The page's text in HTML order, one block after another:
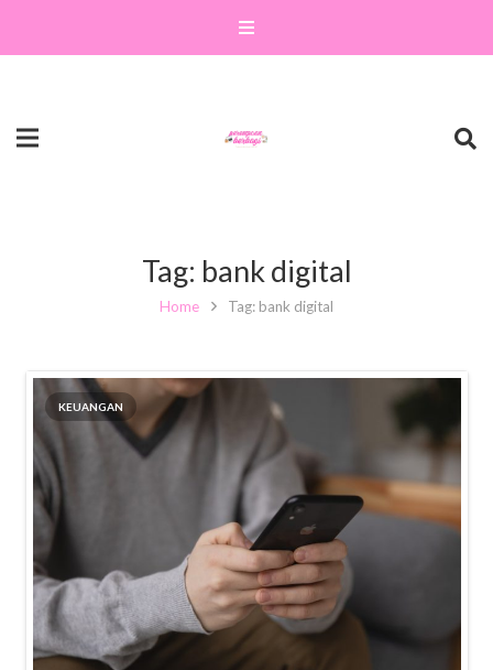
Tag: bank digital
Home Tag: bank digital
KEUANGAN